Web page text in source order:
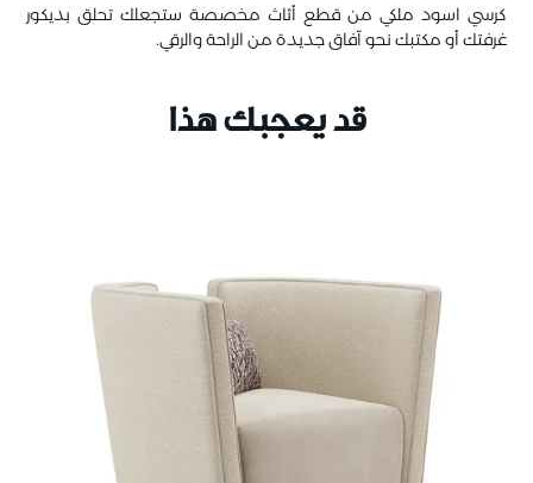
كرسي اسود ملكي من قطع أثاث مخصصة ستجعلك تحلق بديكور
غرفتك أو مكتبك نحو آفاق جديدة من الراحة والرقي.
قد يعجبك هذا